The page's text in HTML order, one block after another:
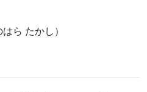
はら たかし）